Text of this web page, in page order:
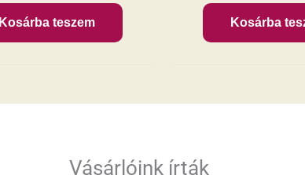
Kosárba teszem Kosárba
Vásárlóink írták